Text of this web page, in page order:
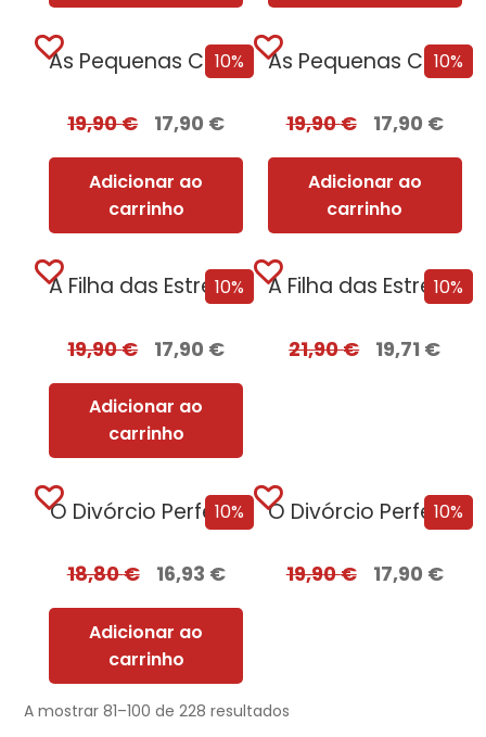
10%
As Pequenas Coisas Que Guardamos
19,90€ 17,90 €
Adicionar ao
carrinho
10%
As Pequenas Coisas Que Guardamos + Oferta O Livro da Saudade
19,90€ 17,90 €
Adicionar ao
carrinho
10%
A Filha das Estrelas [Nova Edição]
19,90€ 17,90 €
Adicionar ao
carrinho
10%
A Filha das Estrelas [Nova Edição] com EDGES
21,90€ 19,71 €
10%
O Divórcio Perfeito
18,80€ 16,93 €
Adicionar ao
carrinho
10%
O Divórcio Perfeito com EDGES
19,90€ 17,90 €
A mostrar 81–100 de 228 resultados